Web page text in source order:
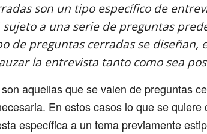
son un tipo específico de
a una serie de preguntas
de preguntas cerradas se diseñan,
la entrevista tanto como sea
aquellas que se valen de preguntas
En estos casos lo que se quiere
específica a un tema previamente